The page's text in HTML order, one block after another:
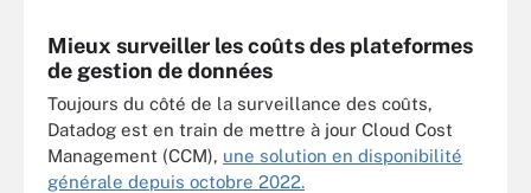
Mieux surveiller les coûts des plateformes
de gestion de données
Toujours du côté de la surveillance des coûts,
Datadog est en train de mettre à jour Cloud Cost
Management (CCM), une solution en disponibilité
générale depuis octobre 2022.